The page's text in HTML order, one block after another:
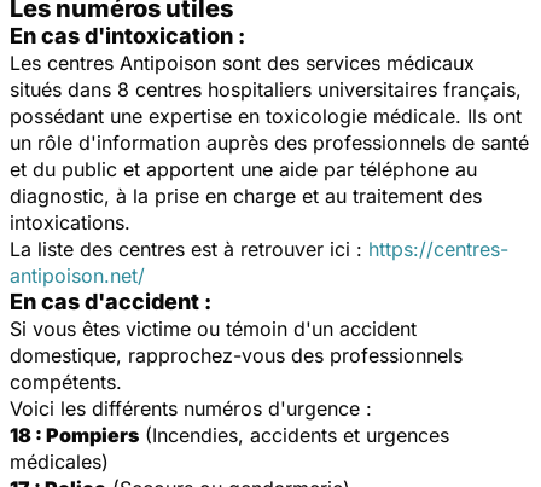
Les numéros utiles
En cas d'intoxication :
Les centres Antipoison sont des services médicaux
situés dans 8 centres hospitaliers universitaires français,
possédant une expertise en toxicologie médicale. Ils ont
un rôle d'information auprès des professionnels de santé
et du public et apportent une aide par téléphone au
diagnostic, à la prise en charge et au traitement des
intoxications.
La liste des centres est à retrouver ici : https://centres-
antipoison.net/
En cas d'accident :
Si vous êtes victime ou témoin d'un accident
domestique, rapprochez-vous des professionnels
compétents.
Voici les différents numéros d'urgence :
18 : Pompiers (Incendies, accidents et urgences
médicales)